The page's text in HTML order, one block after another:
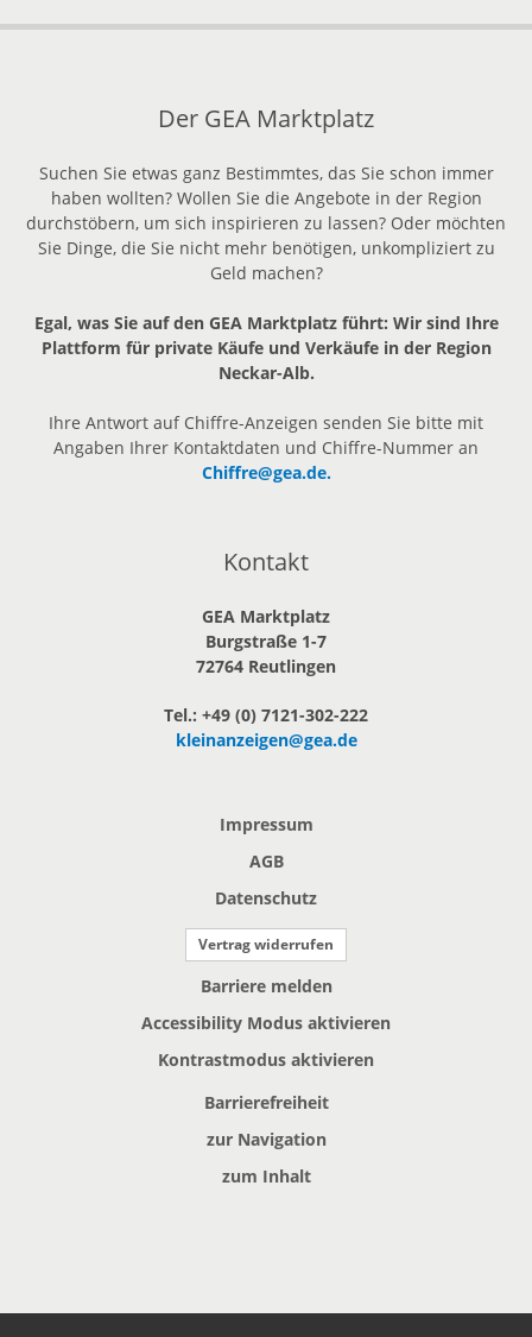
nach
Der GEA Marktplatz
Suchen Sie etwas ganz Bestimmtes, das Sie schon immer
haben wollten? Wollen Sie die Angebote in der Region
durchstöbern, um sich inspirieren zu lassen? Oder möchten
Sie Dinge, die Sie nicht mehr benötigen, unkompliziert zu
Geld machen?
Egal, was Sie auf den GEA Marktplatz führt: Wir sind Ihre
Plattform für private Käufe und Verkäufe in der Region
Neckar-Alb.
Ihre Antwort auf Chiffre-Anzeigen senden Sie bitte mit
Angaben Ihrer Kontaktdaten und Chiffre-Nummer an
Chiffre@gea.de.
Kontakt
GEA Marktplatz
Burgstraße 1-7
72764 Reutlingen
Tel.: +49 (0) 7121-302-222
kleinanzeigen@gea.de
Impressum
AGB
Datenschutz
Vertrag widerrufen
Barriere melden
Accessibility Modus aktivieren
Kontrastmodus aktivieren
Barrierefreiheit
zur Navigation
zum Inhalt